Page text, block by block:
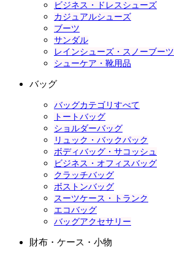
ビジネス・ドレスシューズ
カジュアルシューズ
ブーツ
サンダル
レインシューズ・スノーブーツ
シューケア・靴用品
バッグ
バッグカテゴリすべて
トートバッグ
ショルダーバッグ
リュック・バックパック
ボディバッグ・サコッシュ
ビジネス・オフィスバッグ
クラッチバッグ
ボストンバッグ
スーツケース・トランク
エコバッグ
バッグアクセサリー
財布・ケース・小物